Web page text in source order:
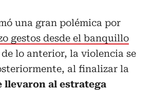
una gran polémica por
gestos desde el banquillo
de lo anterior, la violencia se
al finalizar la
llevaron al estratega